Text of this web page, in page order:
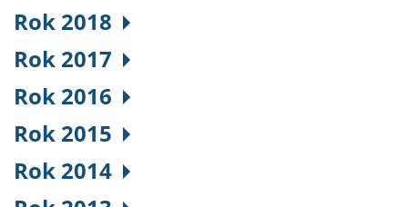
Rok 2018
Rok 2017
Rok 2016
Rok 2015
Rok 2014